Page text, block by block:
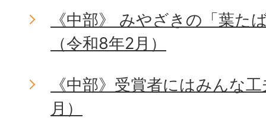
《中部》 みやざきの「葉た
（令和8年2月）
《中部》受賞者にはみんな
月）